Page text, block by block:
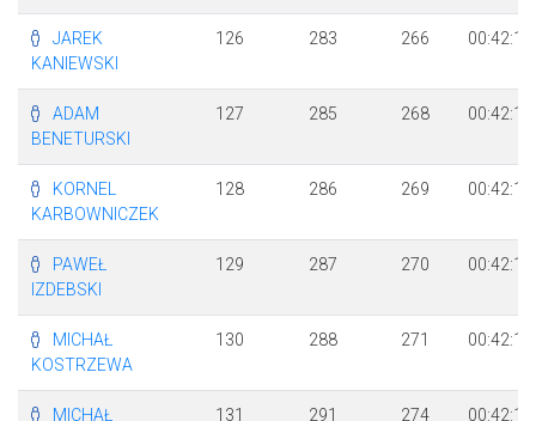
JAREK
KANIEWSKI
126 283 266 00:42:12
ADAM
BENETURSKI
127 285 268 00:42:14
KORNEL
KARBOWNICZEK
128 286 269 00:42:14
PAWEŁ
IZDEBSKI
129 287 270 00:42:16
MICHAŁ
KOSTRZEWA
130 288 271 00:42:16
MICHAŁ 131 291 274 00:42:19